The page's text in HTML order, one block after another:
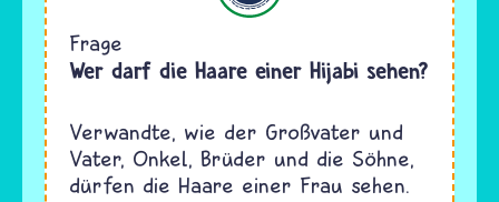
Frage
Wer darf die Haare einer Hijabi sehen?
Verwandte, wie der Großvater und
Vater, Onkel, Brüder und die Söhne,
dürfen die Haare einer Frau sehen.